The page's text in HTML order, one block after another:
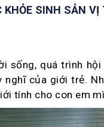
SINH SẢN
sống, quá trình
của giới trẻ.
tính cho con em